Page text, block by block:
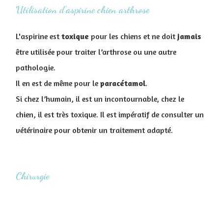
Utilisation d’aspirine chien arthrose
L'aspirine est toxique pour les chiens et ne doit jamais
être utilisée pour traiter l’arthrose ou une autre
pathologie.
Il en est de même pour le paracétamol.
Si chez l’humain, il est un incontournable, chez le
chien, il est très toxique. Il est impératif de consulter un
vétérinaire pour obtenir un traitement adapté.
Chirurgie